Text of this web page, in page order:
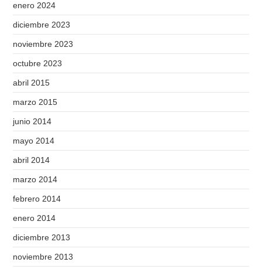
enero 2024
diciembre 2023
noviembre 2023
octubre 2023
abril 2015
marzo 2015
junio 2014
mayo 2014
abril 2014
marzo 2014
febrero 2014
enero 2014
diciembre 2013
noviembre 2013